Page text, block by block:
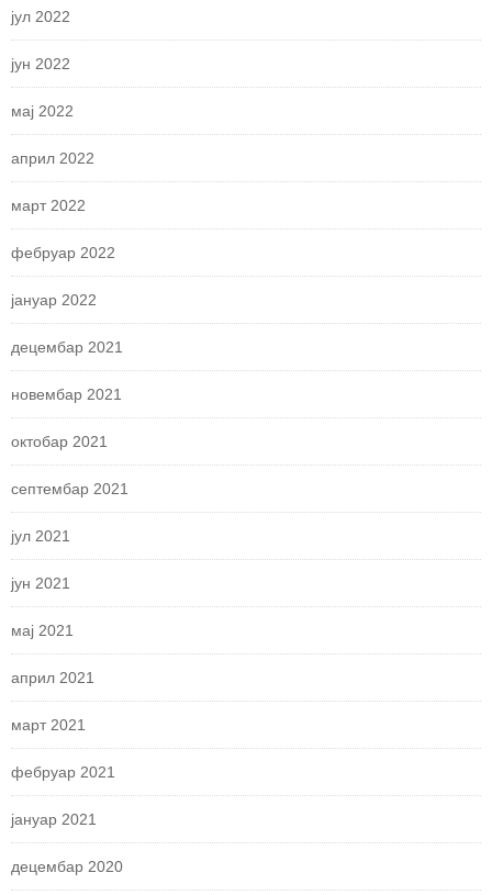
јул 2022
јун 2022
мај 2022
април 2022
март 2022
фебруар 2022
јануар 2022
децембар 2021
новембар 2021
октобар 2021
септембар 2021
јул 2021
јун 2021
мај 2021
април 2021
март 2021
фебруар 2021
јануар 2021
децембар 2020